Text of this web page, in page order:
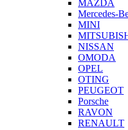
MAZDA
Mercedes-
MINI
NISSAN
OMODA
OPEL
OTING
PEUGEOT
Porsche
RAVON
RENAULT